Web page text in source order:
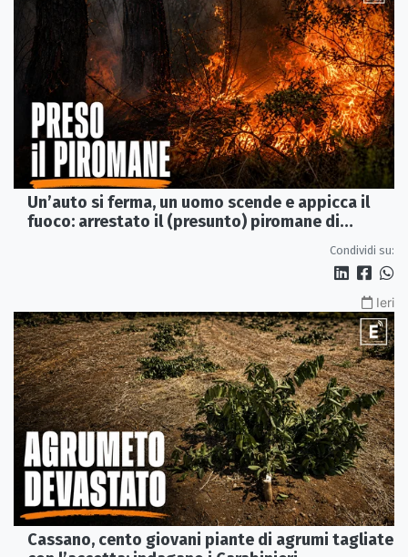
Un’auto si ferma, un uomo scende e appicca il
fuoco: arrestato il (presunto) piromane di
Condividi su:
Ieri
Cassano, cento giovani piante di agrumi tagliate